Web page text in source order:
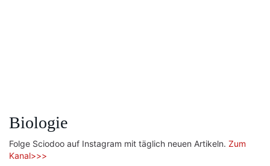
Biologie
Folge Sciodoo auf Instagram mit täglich neuen Artikeln. Zum
Kanal>>>